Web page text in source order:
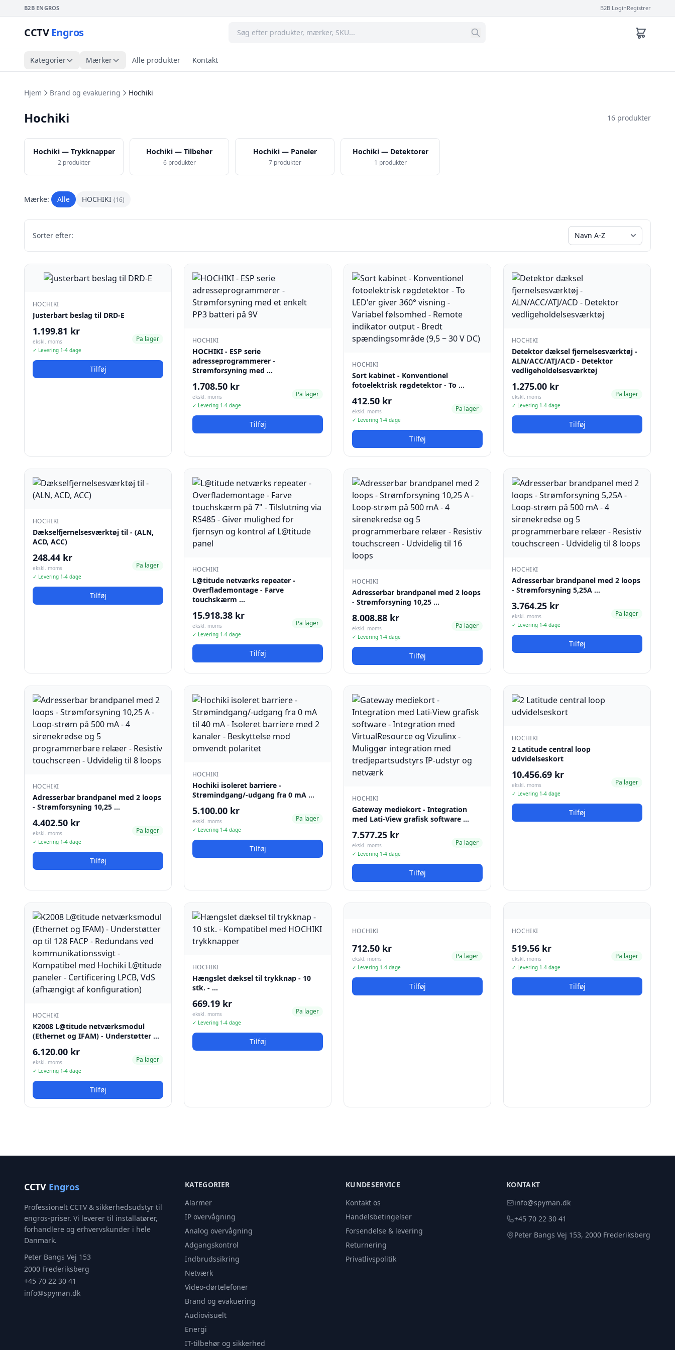
B2B ENGROS B2B LoginRegistrer
CCTVEngros
Kategorier Mærker Alle produkter Kontakt
Hjem Brand og evakuering Hochiki
Hochiki 16 produkter
Hochiki — Trykknapper
2 produkter
Hochiki — Tilbehør
6 produkter
Hochiki — Paneler
7 produkter
Hochiki — Detektorer
1 produkter
Mærke: Alle HOCHIKI (16)
Sorter efter:
HOCHIKI
Justerbart beslag til DRD-E
1.199.81 kr
ekskl. moms
✓ Levering 1-4 dage
Pa lager
Tilføj
HOCHIKI
HOCHIKI - ESP serie
adresseprogrammerer -
Strømforsyning med …
1.708.50 kr
ekskl. moms
✓ Levering 1-4 dage
Pa lager
Tilføj
HOCHIKI
Sort kabinet - Konventionel
fotoelektrisk røgdetektor - To …
412.50 kr
ekskl. moms
✓ Levering 1-4 dage
Pa lager
Tilføj
HOCHIKI
Detektor dæksel fjernelsesværktøj -
ALN/ACC/ATJ/ACD - Detektor
vedligeholdelsesværktøj
1.275.00 kr
ekskl. moms
✓ Levering 1-4 dage
Pa lager
Tilføj
HOCHIKI
Dækselfjernelsesværktøj til - (ALN,
ACD, ACC)
248.44 kr
ekskl. moms
✓ Levering 1-4 dage
Pa lager
Tilføj
HOCHIKI
L@titude netværks repeater -
Overflademontage - Farve
touchskærm …
15.918.38 kr
ekskl. moms
✓ Levering 1-4 dage
Pa lager
Tilføj
HOCHIKI
Adresserbar brandpanel med 2 loops
- Strømforsyning 10,25 …
8.008.88 kr
ekskl. moms
✓ Levering 1-4 dage
Pa lager
Tilføj
HOCHIKI
Adresserbar brandpanel med 2 loops
- Strømforsyning 5,25A …
3.764.25 kr
ekskl. moms
✓ Levering 1-4 dage
Pa lager
Tilføj
HOCHIKI
Adresserbar brandpanel med 2 loops
- Strømforsyning 10,25 …
4.402.50 kr
ekskl. moms
✓ Levering 1-4 dage
Pa lager
Tilføj
HOCHIKI
Hochiki isoleret barriere -
Strømindgang/-udgang fra 0 mA …
5.100.00 kr
ekskl. moms
✓ Levering 1-4 dage
Pa lager
Tilføj
HOCHIKI
Gateway mediekort - Integration
med Lati-View grafisk software …
7.577.25 kr
ekskl. moms
✓ Levering 1-4 dage
Pa lager
Tilføj
HOCHIKI
2 Latitude central loop
udvidelseskort
10.456.69 kr
ekskl. moms
✓ Levering 1-4 dage
Pa lager
Tilføj
HOCHIKI
K2008 L@titude netværksmodul
(Ethernet og IFAM) - Understøtter …
6.120.00 kr
ekskl. moms
✓ Levering 1-4 dage
Pa lager
Tilføj
HOCHIKI
Hængslet dæksel til trykknap - 10
stk. - …
669.19 kr
ekskl. moms
✓ Levering 1-4 dage
Pa lager
Tilføj
HOCHIKI
712.50 kr
ekskl. moms
✓ Levering 1-4 dage
Pa lager
Tilføj
HOCHIKI
519.56 kr
ekskl. moms
✓ Levering 1-4 dage
Pa lager
Tilføj
CCTV Engros
Professionelt CCTV & sikkerhedsudstyr til
engros-priser. Vi leverer til installatører,
forhandlere og erhvervskunder i hele
Danmark.
Peter Bangs Vej 153
2000 Frederiksberg
+45 70 22 30 41
info@spyman.dk
KATEGORIER
Alarmer
IP overvågning
Analog overvågning
Adgangskontrol
Indbrudssikring
Netværk
Video-dørtelefoner
Brand og evakuering
Audiovisuelt
Energi
IT-tilbehør og sikkerhed
KUNDESERVICE
Kontakt os
Handelsbetingelser
Forsendelse & levering
Returnering
Privatlivspolitik
KONTAKT
info@spyman.dk
+45 70 22 30 41
Peter Bangs Vej 153, 2000 Frederiksberg